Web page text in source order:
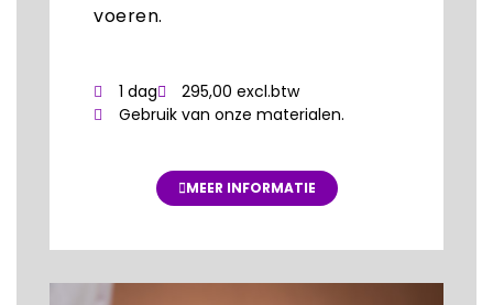
voeren.
1 dag
295,00 excl.btw
Gebruik van onze materialen.
MEER INFORMATIE